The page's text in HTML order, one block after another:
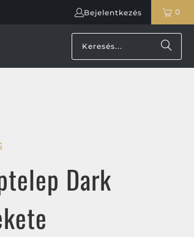
Bejelentkezés 0
Dark